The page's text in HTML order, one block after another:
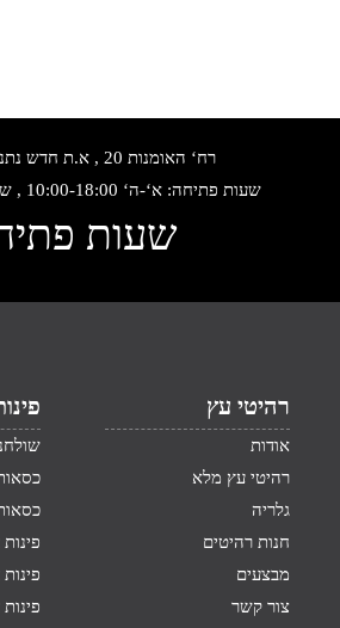
רח‘ האומנות 20 , א.ת חדש נתניה, טלפון:
שעות פתיחה: א‘-ה‘ 10:00-18:00 , שישי: 9:00-14:00
שעות
רהיטי עץ
אודות
רהיטי עץ מלא
גלריה
חנות רהיטים
מבצעים
צור קשר